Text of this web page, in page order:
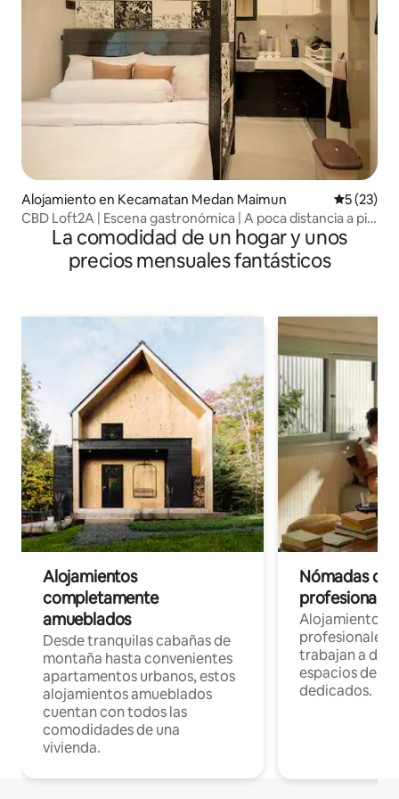
Alojamiento en Kecamatan Medan Maimun
5 (23)
CBD Loft2A | Escena gastronómica | A poca distancia a pie
| Alta seguridad
La comodidad de un hogar y unos
precios mensuales fantásticos
Alojamientos
completamente
amueblados
Desde tranquilas cabañas de
montaña hasta convenientes
apartamentos urbanos, estos
alojamientos amueblados
cuentan con todos las
comodidades de una
vivienda.
Nómadas
Alojamientos
profesionales
trabajan a
espacios de
dedicados.